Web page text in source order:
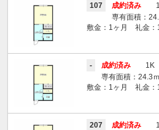
107 成約済み
専有面積：
敷金：1ヶ月 礼金：
- 成約済み 1K
専有面積：24.3
敷金：1ヶ月 礼金：
207 成約済み